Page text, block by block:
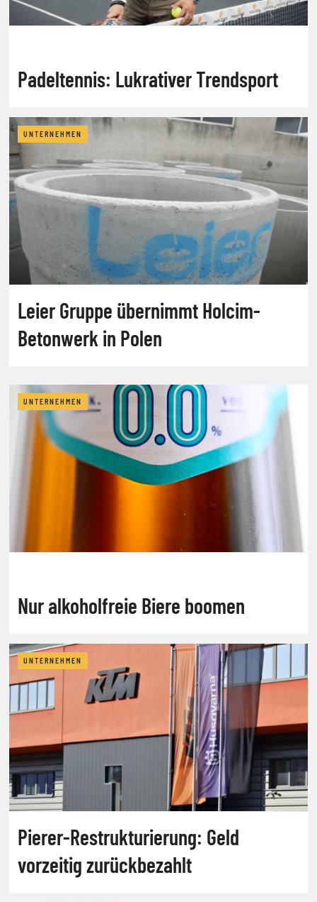
Padeltennis: Lukrativer Trendsport
UNTERNEHMEN
Leier Gruppe übernimmt Holcim-
Betonwerk in Polen
UNTERNEHMEN
Nur alkoholfreie Biere boomen
UNTERNEHMEN
Pierer-Restrukturierung: Geld
vorzeitig zurückbezahlt